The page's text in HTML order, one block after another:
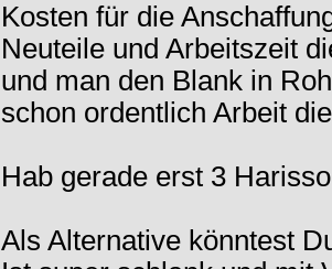
Kosten für die
Neuteile und Arbeitszeit
und man den Blank in
schon ordentlich Arbeit
Hab gerade erst 3
Als Alternative könntest